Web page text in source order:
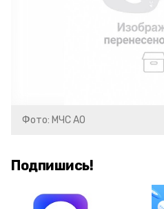
Фото: МЧС АО
Подпишись!